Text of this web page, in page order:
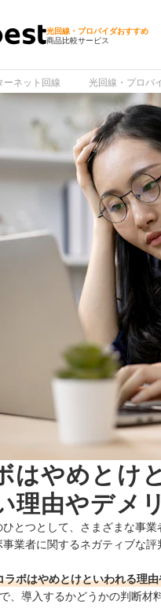
光回線・プロバイダおすすめ
商品比較サービス
ーネット回線 光回線・プロバ
はやめとけ
理由やデメ
とつとして、さまざまな事
業者に関するネガティブな
ラボはやめとけといわれる理
、導入するかどうかの判断材